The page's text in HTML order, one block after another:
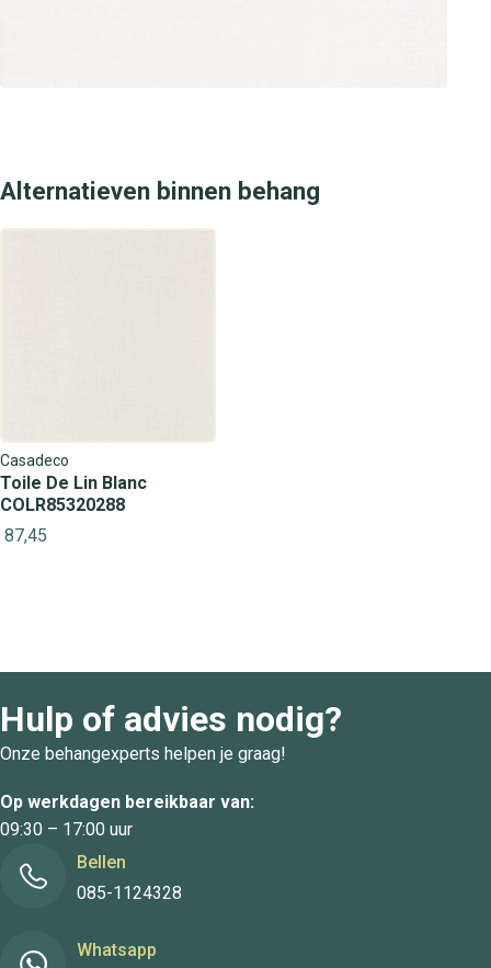
Alternatieven binnen behang
Casadeco
Toile De Lin Blanc
COLR85320288
87,45
Hulp of advies nodig?
Onze behangexperts helpen je graag!
Op werkdagen bereikbaar van:
09:30 – 17:00 uur
Bellen
085-1124328
Whatsapp